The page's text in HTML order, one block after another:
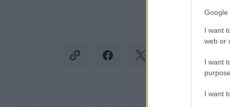
Google
I want
web or
I want
I want